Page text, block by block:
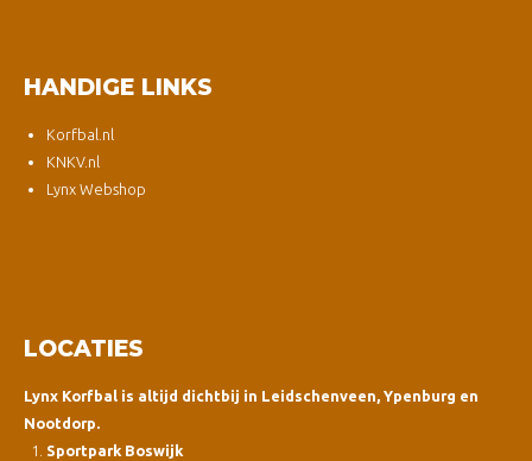
HANDIGE LINKS
Korfbal.nl
KNKV.nl
Lynx Webshop
LOCATIES
Lynx Korfbal is altijd dichtbij in Leidschenveen, Ypenburg en
Nootdorp.
Sportpark Boswijk